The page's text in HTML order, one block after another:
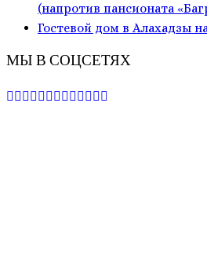
(напротив пансионата
Гостевой дом в Алахадзы
МЫ В СОЦСЕТЯХ